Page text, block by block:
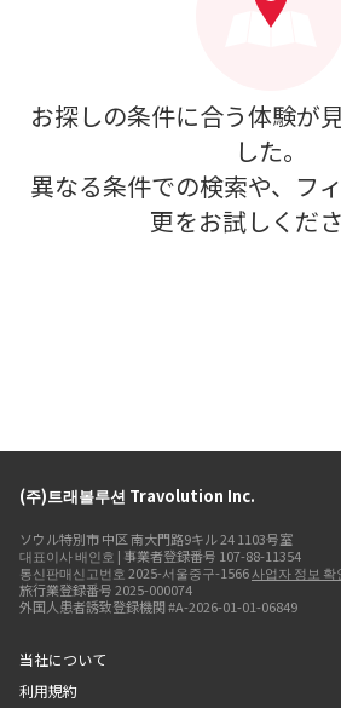
お探しの条件に合う体験が
した。
異なる条件での検索や、フ
更をお試しくださ
(주)트래볼루션 Travolution Inc.
ソウル特別市 中区 南大門路9キル 24 1103号室
대표이사 배인호 | 事業者登録番号 107-88-11354
통신판매신고번호 2025-서울중구-1566사업자 정보 확
旅行業登録番号 2025-000074
外国人患者誘致登録機関 #A-2026-01-01-06849
当社について
利用規約